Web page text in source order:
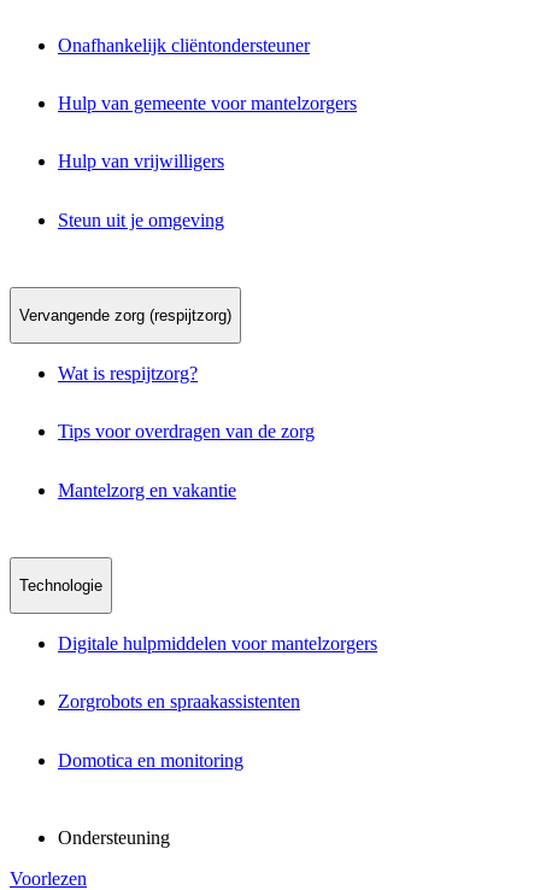
Onafhankelijk cliëntondersteuner
Hulp van gemeente voor mantelzorgers
Hulp van vrijwilligers
Steun uit je omgeving
Vervangende zorg (respijtzorg)
Wat is respijtzorg?
Tips voor overdragen van de zorg
Mantelzorg en vakantie
Technologie
Digitale hulpmiddelen voor mantelzorgers
Zorgrobots en spraakassistenten
Domotica en monitoring
Ondersteuning
Voorlezen